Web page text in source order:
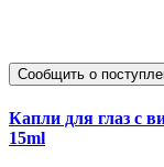
Сообщить о
Капли для глаз с
15ml